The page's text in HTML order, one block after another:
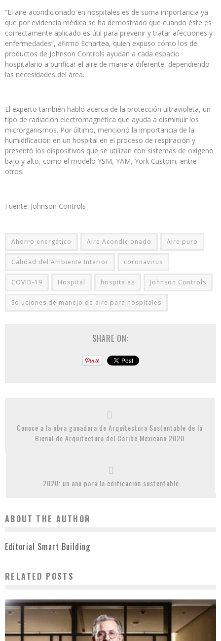
“El aire acondicionado en hospitales es de suma importancia ya
que por evidencia médica se ha demostrado que cuando éste es
correctamente aplicado es útil para prevenir y tratar afecciones y
enfermedades”, afirmó Echartea, quien expuso cómo los de
productos de Johnson Controls ayudan a cada espacio
hospitalario a purificar el aire de manera diferente, dependiendo
las necesidades del área.
El experto también habló acerca de la protección ultravioleta, un
tipo de radiación electromagnética que ayuda a disminuir los
microrganismos. Por último, mencionó la importancia de la
humidificación en un hospital en el proceso de respiración y
presentó los dispositivos que se utilizan con sistemas de oxígeno
bajo y alto, como el modelo YSM, YAM, York Custom, entre
otros.
Fuente: Johnson Controls
Ahorro energético Aire Acondicionado Aire puro
Calidad del Ambiente Interior coronavirus
COVID-19 Hospital hospitales Johnson Controls
Soluciones de manejo de aire para hospitales
SHARE ON:
Conoce a la obra ganadora de Arquitectura Sustentable de la
Bienal de Arquitectura del Caribe Mexicano 2020
2020: un año para la edificación sustentable
ABOUT THE AUTHOR
Editorial Smart Building
RELATED POSTS